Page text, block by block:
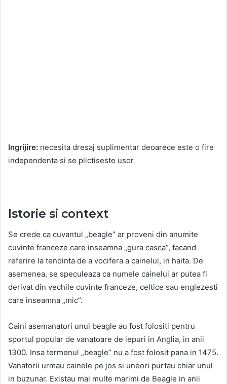
Ingrijire: necesita dresaj suplimentar deoarece este o fire
independenta si se plictiseste usor
Istorie si context
Se crede ca cuvantul „beagle” ar proveni din anumite
cuvinte franceze care inseamna „gura casca”, facand
referire la tendinta de a vocifera a cainelui, in haita. De
asemenea, se speculeaza ca numele cainelui ar putea fi
derivat din vechile cuvinte franceze, celtice sau englezesti
care inseamna „mic”.
Caini asemanatori unui beagle au fost folositi pentru
sportul popular de vanatoare de iepuri in Anglia, in anii
1300. Insa termenul „beagle” nu a fost folosit pana in 1475.
Vanatorii urmau cainele pe jos si uneori purtau chiar unul
in buzunar. Existau mai multe marimi de Beagle in anii